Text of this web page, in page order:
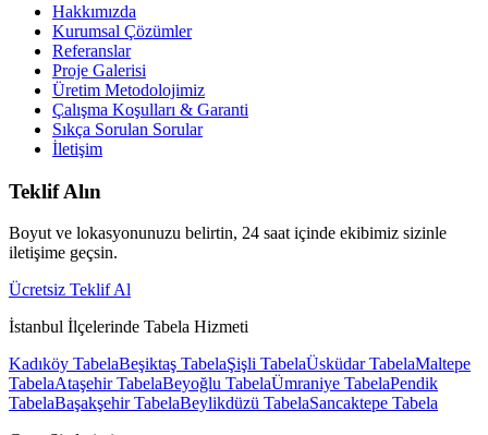
Hakkımızda
Kurumsal Çözümler
Referanslar
Proje Galerisi
Üretim Metodolojimiz
Çalışma Koşulları & Garanti
Sıkça Sorulan Sorular
İletişim
Teklif Alın
Boyut ve lokasyonunuzu belirtin, 24 saat içinde ekibimiz sizinle
iletişime geçsin.
Ücretsiz Teklif Al
İstanbul İlçelerinde Tabela Hizmeti
Kadıköy TabelaBeşiktaş TabelaŞişli TabelaÜsküdarTabelaMaltepe
TabelaAtaşehirTabelaBeyoğlu TabelaÜmraniye TabelaPendik
TabelaBaşakşehirTabelaBeylikdüzü TabelaSancaktepe Tabela